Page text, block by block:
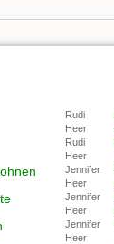
Rudi
Heer
Rudi
Heer
Jennifer
Heer
Jennifer
Heer
Jennifer
Heer